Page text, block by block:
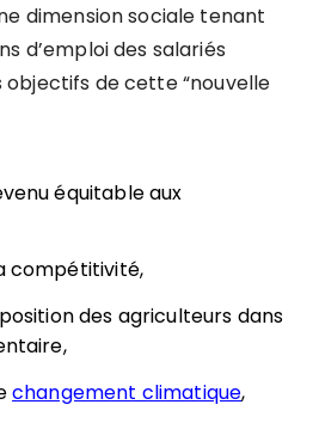
dimension sociale tenant
d’emploi des salariés
objectifs de cette “nouvelle
équitable aux
compétitivité,
des agriculteurs dans
changement climatique,